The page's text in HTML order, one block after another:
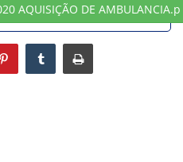
AQUISIÇÃO DE AMBULANCIA.p